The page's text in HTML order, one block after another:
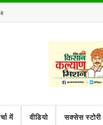
में वीडियो सक्सेस स्टोरी